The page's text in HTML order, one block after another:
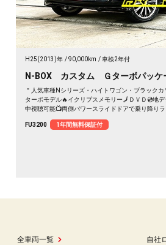
H25(2013)年 90,000km 車検2年付
N-BOX カスタム Ｇターボパッケ
＂人気車種Nシリーズ・ハイトワゴン・ブラック
ターボモデル🔥イクリプスメモリー🗾ＤＶＤ💿地
中視聴可能📺両側パワースライドドアで乗り降りラ
安心なバックカメラ付✨夜間でも明るいＨＩＤヘッ
FU3200 1年間無料保証付
全車両一覧
自社